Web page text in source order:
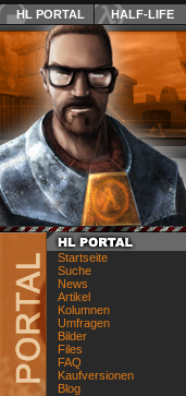
HL PORTAL HALF-LIFE
Startseite
Suche
News
Artikel
Kolumnen
Umfragen
Bilder
Files
FAQ
Kaufversionen
Blog